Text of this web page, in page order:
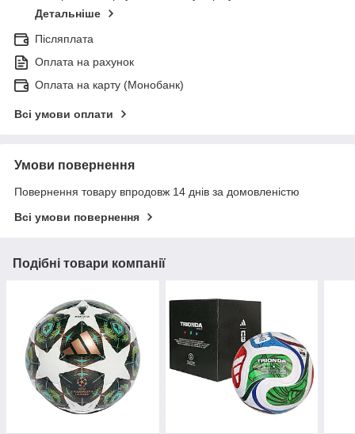
Детальніше
Післяплата
Оплата на рахунок
Оплата на карту (Монобанк)
Всі умови оплати
Умови повернення
Повернення товару впродовж 14 днів за домовленістю
Всі умови повернення
Подібні товари компанії